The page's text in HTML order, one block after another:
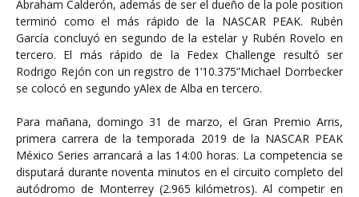
Abraham Calderón, además de ser el dueño de la pole position
terminó como el más rápido de la NASCAR PEAK. Rubén
García concluyó en segundo de la estelar y Rubén Rovelo en
tercero. El más rápido de la Fedex Challenge resultó ser
Rodrigo Rejón con un registro de 1’10.375”Michael Dorrbecker
se colocó en segundo yAlex de Alba en tercero.
Para mañana, domingo 31 de marzo, el Gran Premio Arris,
primera carrera de la temporada 2019 de la NASCAR PEAK
México Series arrancará a las 14:00 horas. La competencia se
disputará durante noventa minutos en el circuito completo del
autódromo de Monterrey (2.965 kilómetros). Al competir en